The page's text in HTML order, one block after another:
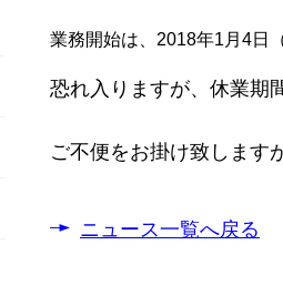
業務開始は、2018年1月4日
恐れ入りますが、休業期
ご不便をお掛け致します
ニュース一覧へ戻る